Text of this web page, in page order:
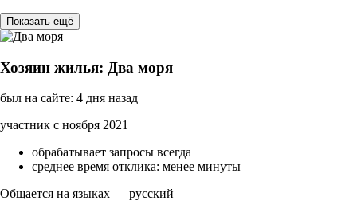
Показать ещё
Хозяин жилья: Два моря
был на сайте: 4 дня назад
участник с ноября 2021
обрабатывает запросы всегда
среднее время отклика: менее минуты
Общается на языках — русский